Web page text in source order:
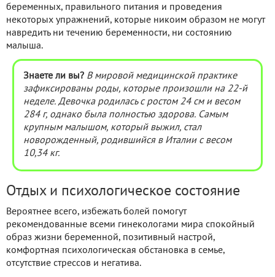
беременных, правильного питания и проведения
некоторых упражнений, которые никоим образом не могут
навредить ни течению беременности, ни состоянию
малыша.
Знаете ли вы? В мировой медицинской практике
зафиксированы роды, которые произошли на 22-й
неделе. Девочка родилась с ростом 24 см и весом
284 г, однако была полностью здорова. Самым
крупным малышом, который выжил, стал
новорожденный, родившийся в Италии с весом
10,34 кг.
Отдых и психологическое состояние
Вероятнее всего, избежать болей помогут
рекомендованные всеми гинекологами мира спокойный
образ жизни беременной, позитивный настрой,
комфортная психологическая обстановка в семье,
отсутствие стрессов и негатива.